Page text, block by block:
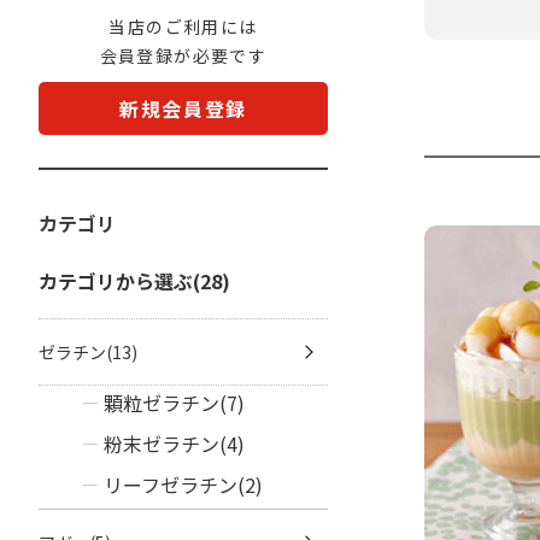
当店のご利用には
会員登録が必要です
新規会員登録
カテゴリ
カテゴリから選ぶ(28)
ゼラチン(13)
顆粒ゼラチン(7)
粉末ゼラチン(4)
リーフゼラチン(2)